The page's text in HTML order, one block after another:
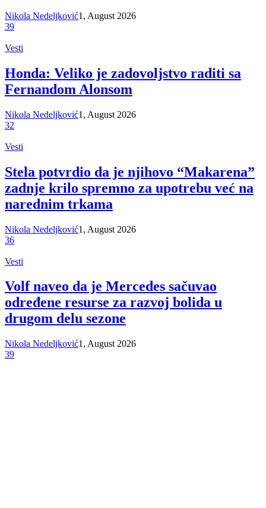
Nikola Nedeljković1, August 2026
39
Vesti
Honda: Veliko je zadovoljstvo raditi sa
Fernandom Alonsom
Nikola Nedeljković1, August 2026
32
Vesti
Stela potvrdio da je njihovo “Makarena”
zadnje krilo spremno za upotrebu već na
narednim trkama
Nikola Nedeljković1, August 2026
36
Vesti
Volf naveo da je Mercedes sačuvao
određene resurse za razvoj bolida u
drugom delu sezone
Nikola Nedeljković1, August 2026
39